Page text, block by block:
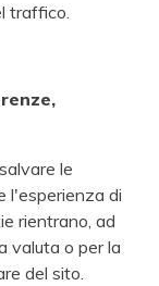
traffico.
le
l'esperienza di
rientrano, ad
valuta o per la
del sito.